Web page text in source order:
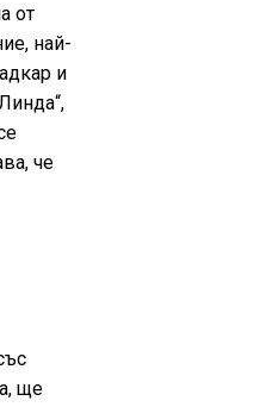
от
най-
и
че
ще